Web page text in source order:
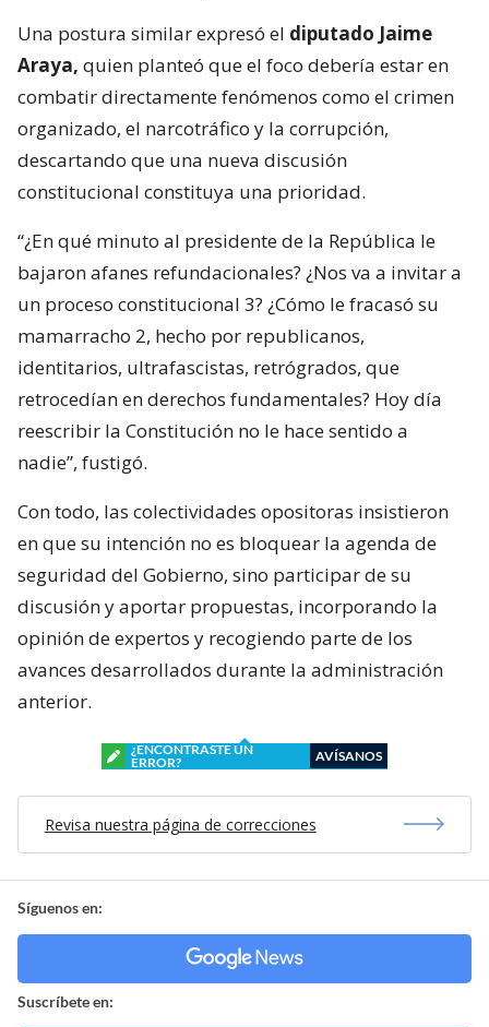
Una postura similar expresó el diputado Jaime
Araya, quien planteó que el foco debería estar en
combatir directamente fenómenos como el crimen
organizado, el narcotráfico y la corrupción,
descartando que una nueva discusión
constitucional constituya una prioridad.
“¿En qué minuto al presidente de la República le
bajaron afanes refundacionales? ¿Nos va a invitar a
un proceso constitucional 3? ¿Cómo le fracasó su
mamarracho 2, hecho por republicanos,
identitarios, ultrafascistas, retrógrados, que
retrocedían en derechos fundamentales? Hoy día
reescribir la Constitución no le hace sentido a
nadie”, fustigó.
Con todo, las colectividades opositoras insistieron
en que su intención no es bloquear la agenda de
seguridad del Gobierno, sino participar de su
discusión y aportar propuestas, incorporando la
opinión de expertos y recogiendo parte de los
avances desarrollados durante la administración
anterior.
¿ENCONTRASTE UN
ERROR?
AVÍSANOS
Revisa nuestra página de correcciones
Síguenos en:
Suscríbete en: